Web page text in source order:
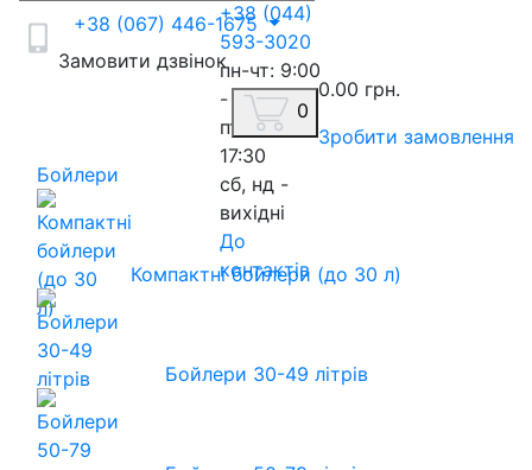
+38 (044)
593-3020
пн-чт: 9:00
- 18:00
пт: 9:00 -
17:30
сб, нд -
вихідні
До
контактів
+38 (067) 446-1675
Замовити дзвінок
0
0.00 грн.
Зробити замовлення
Бойлери
Компактні бойлери (до 30 л)
Бойлери 30-49 літрів